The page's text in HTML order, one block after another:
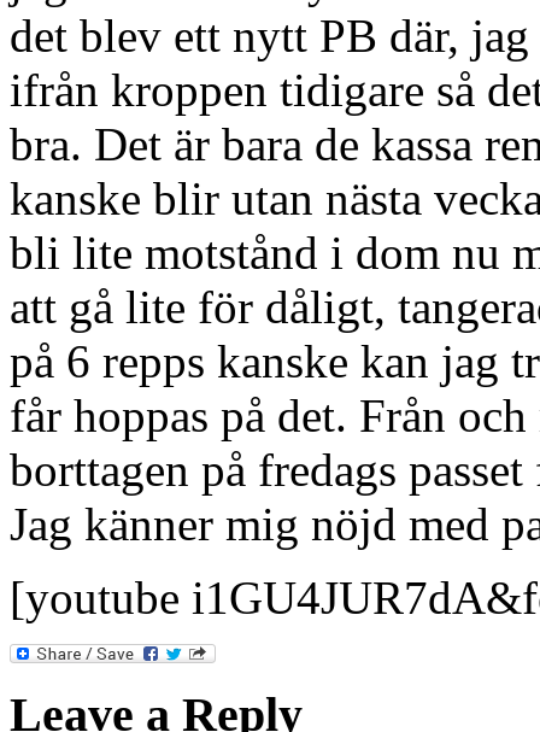
det blev ett nytt PB där,
ifrån kroppen tidigare så
bra. Det är bara de kassa
kanske blir utan nästa
bli lite motstånd i dom nu
att gå lite för dåligt,
på 6 repps kanske kan jag
får hoppas på det. Från
borttagen på fredags
Jag känner mig nöjd med
[youtube
Leave a Reply